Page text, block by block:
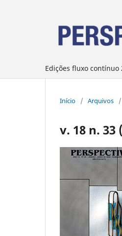
Edições fluxo contínuo
Início / Arquivos /
v. 18 n. 33